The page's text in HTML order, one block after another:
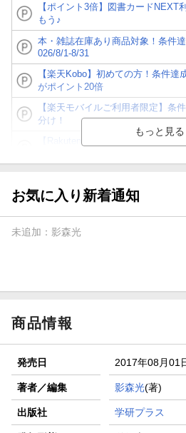
【ポイント3倍】図書カードNEXT
もう♪
本・雑誌在庫あり商品対象！条件
026/8/1-8/31
【楽天Kobo】初めての方！条件達
がポイント20倍
【楽天モバイルご利用者限定】条
分け！
が当たる！
条件達成で楽天限定・宝塚歌劇 宙
エントリー＆条件達成で『鬼滅の
お気に入り新着通知
未追加： 影森光
商品情報
発売日 2017年08月01
著者／編集 影森光(著)
出版社 学研プラス